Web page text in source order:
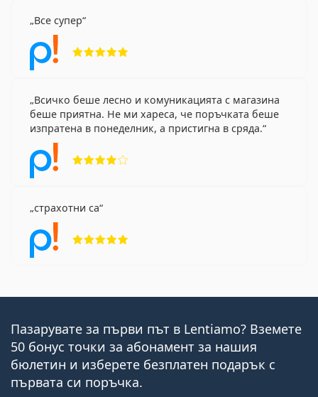
Все супер
Всичко беше лесно и комуникацията с магазина
беше приятна. Не ми хареса, че поръчката беше
изпратена в понеделник, а пристигна в сряда.
страхотни са
Пазарувате за първи път в Lentiamo? Вземете
50 бонус точки за абонамент за нашия
бюлетин и изберете безплатен подарък с
първата си поръчка.